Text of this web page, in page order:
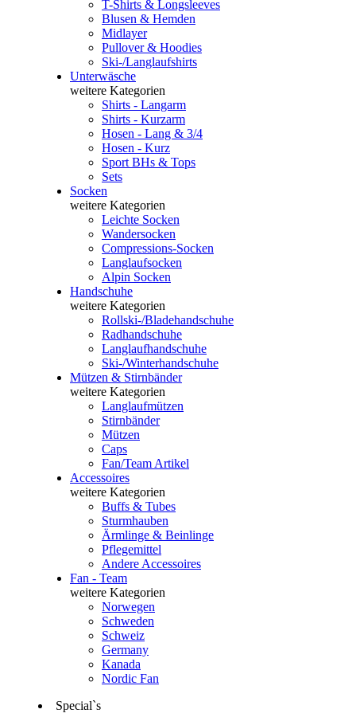
T-Shirts & Longsleeves
Blusen & Hemden
Midlayer
Pullover & Hoodies
Ski-/Langlaufshirts
Unterwäsche
weitere Kategorien
Shirts - Langarm
Shirts - Kurzarm
Hosen - Lang & 3/4
Hosen - Kurz
Sport BHs & Tops
Sets
Socken
weitere Kategorien
Leichte Socken
Wandersocken
Compressions-Socken
Langlaufsocken
Alpin Socken
Handschuhe
weitere Kategorien
Rollski-/Bladehandschuhe
Radhandschuhe
Langlaufhandschuhe
Ski-/Winterhandschuhe
Mützen & Stirnbänder
weitere Kategorien
Langlaufmützen
Stirnbänder
Mützen
Caps
Fan/Team Artikel
Accessoires
weitere Kategorien
Buffs & Tubes
Sturmhauben
Ärmlinge & Beinlinge
Pflegemittel
Andere Accessoires
Fan - Team
weitere Kategorien
Norwegen
Schweden
Schweiz
Germany
Kanada
Nordic Fan
Special`s